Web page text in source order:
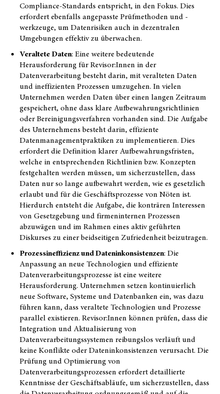
Compliance-Standards entspricht, in den Fokus. Dies
erfordert ebenfalls angepasste Prüfmethoden und -
werkzeuge, um Datenrisiken auch in dezentralen
Umgebungen effektiv zu überwachen.
Veraltete Daten: Eine weitere bedeutende
Herausforderung für Revisor:Innen in der
Datenverarbeitung besteht darin, mit veralteten Daten
und ineffizienten Prozessen umzugehen. In vielen
Unternehmen werden Daten über einen langen Zeitraum
gespeichert, ohne dass klare Aufbewahrungsrichtlinien
oder Bereinigungsverfahren vorhanden sind. Die Aufgabe
des Unternehmens besteht darin, effiziente
Datenmanagementpraktiken zu implementieren. Dies
erfordert die Definition klarer Aufbewahrungsfristen,
welche in entsprechenden Richtlinien bzw. Konzepten
festgehalten werden müssen, um sicherzustellen, dass
Daten nur so lange aufbewahrt werden, wie es gesetzlich
erlaubt und für die Geschäftsprozesse von Nöten ist.
Hierdurch entsteht die Aufgabe, die konträren Interessen
von Gesetzgebung und firmeninternen Prozessen
abzuwägen und im Rahmen eines aktiv geführten
Diskurses zu einer beidseitigen Zufriedenheit beizutragen.
Prozessineffizienz und Dateninkonsistenzen: Die
Anpassung an neue Technologien und effiziente
Datenverarbeitungsprozesse ist eine weitere
Herausforderung. Unternehmen setzen kontinuierlich
neue Software, Systeme und Datenbanken ein, was dazu
führen kann, dass veraltete Technologien und Prozesse
parallel existieren. Revisor:Innen können prüfen, dass die
Integration und Aktualisierung von
Datenverarbeitungssystemen reibungslos verläuft und
keine Konflikte oder Dateninkonsistenzen verursacht. Die
Prüfung und Optimierung von
Datenverarbeitungsprozessen erfordert detaillierte
Kenntnisse der Geschäftsabläufe, um sicherzustellen, dass